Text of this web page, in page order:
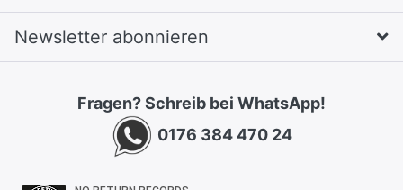
Newsletter abonnieren
Fragen? Schreib bei WhatsApp!
0176 384 470 24